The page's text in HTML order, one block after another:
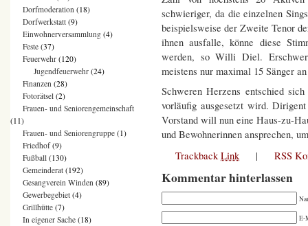
schwieriger, da die einzelnen
beispielsweise der Zweite Tenor
ihnen ausfalle, könne diese
werden, so Willi Diel.
meistens nur maximal 15 Sänger
Schweren Herzens entschied
vorläufig ausgesetzt wird.
Vorstand will nun eine Haus-zu-
und Bewohnerinnen ansprechen,
TrackbackLink | RSS
Kommentar hinterlassen
E-
Dorfmoderation (18)
Dorfwerkstatt (9)
Einwohnerversammlung (4)
Feste (37)
Feuerwehr (120)
Jugendfeuerwehr (24)
Finanzen (28)
Fotorätsel (2)
Frauen- und Seniorengemeinschaft
(11)
Frauen- und Seniorengruppe (1)
Friedhof(9)
Fußball (130)
Gemeinderat (192)
Gesangverein Winden (89)
Gewerbegebiet (4)
Grillhütte (7)
In eigener Sache (18)